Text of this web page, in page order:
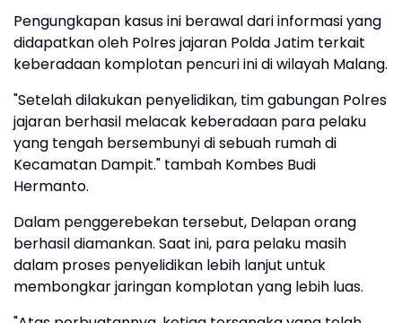
Pengungkapan kasus ini berawal dari informasi yang
didapatkan oleh Polres jajaran Polda Jatim terkait
keberadaan komplotan pencuri ini di wilayah Malang.
"Setelah dilakukan penyelidikan, tim gabungan Polres
jajaran berhasil melacak keberadaan para pelaku
yang tengah bersembunyi di sebuah rumah di
Kecamatan Dampit." tambah Kombes Budi
Hermanto.
Dalam penggerebekan tersebut, Delapan orang
berhasil diamankan. Saat ini, para pelaku masih
dalam proses penyelidikan lebih lanjut untuk
membongkar jaringan komplotan yang lebih luas.